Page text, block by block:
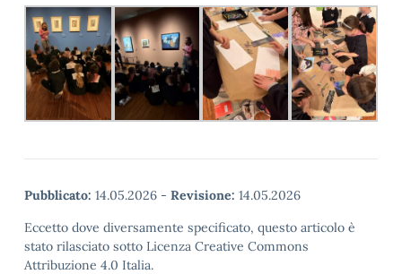
Pubblicato: 14.05.2026 - Revisione: 14.05.2026
Eccetto dove diversamente specificato, questo articolo è
stato rilasciato sotto Licenza Creative Commons
Attribuzione 4.0 Italia.